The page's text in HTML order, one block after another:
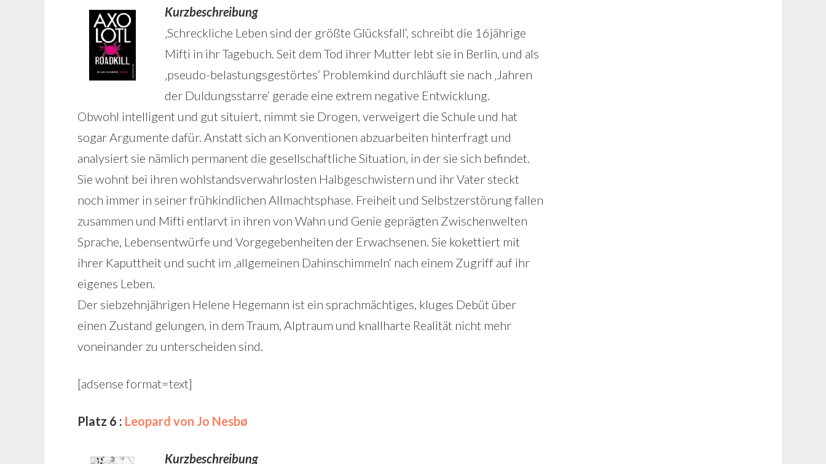
Kurzbeschreibung
‚Schreckliche Leben sind der größte Glücksfall‘, schreibt die 16jährige
Mifti in ihr Tagebuch. Seit dem Tod ihrer Mutter lebt sie in Berlin, und als
‚pseudo-belastungsgestörtes‘ Problemkind durchläuft sie nach ‚Jahren
der Duldungsstarre‘ gerade eine extrem negative Entwicklung.
Obwohl intelligent und gut situiert, nimmt sie Drogen, verweigert die Schule und hat
sogar Argumente dafür. Anstatt sich an Konventionen abzuarbeiten hinterfragt und
analysiert sie nämlich permanent die gesellschaftliche Situation, in der sie sich befindet.
Sie wohnt bei ihren wohlstandsverwahrlosten Halbgeschwistern und ihr Vater steckt
noch immer in seiner frühkindlichen Allmachtsphase. Freiheit und Selbstzerstörung fallen
zusammen und Mifti entlarvt in ihren von Wahn und Genie geprägten Zwischenwelten
Sprache, Lebensentwürfe und Vorgegebenheiten der Erwachsenen. Sie kokettiert mit
ihrer Kaputtheit und sucht im ‚allgemeinen Dahinschimmeln‘ nach einem Zugriff auf ihr
eigenes Leben.
Der siebzehnjährigen Helene Hegemann ist ein sprachmächtiges, kluges Debüt über
einen Zustand gelungen, in dem Traum, Alptraum und knallharte Realität nicht mehr
voneinander zu unterscheiden sind.
[adsense format=text]
Platz 6 : Leopard von Jo Nesbø
Kurzbeschreibung